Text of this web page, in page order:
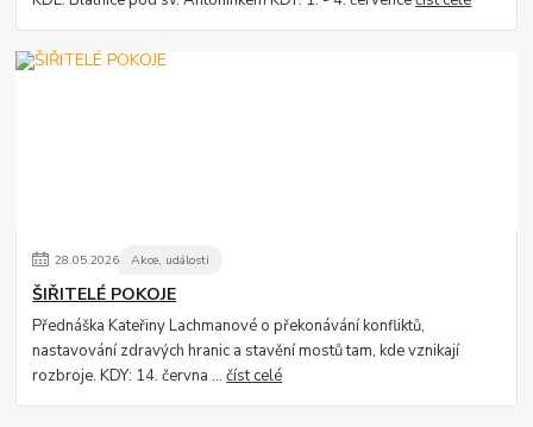
28.05.2026 Akce, události
ŠIŘITELÉ POKOJE
Přednáška Kateřiny Lachmanové o překonávání konfliktů,
nastavování zdravých hranic a stavění mostů tam, kde vznikají
rozbroje. KDY: 14. června ...číst celé